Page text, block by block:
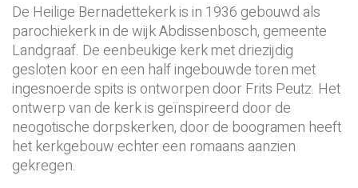
De Heilige Bernadettekerk is in 1936 gebouwd als
parochiekerk in de wijk Abdissenbosch, gemeente
Landgraaf. De eenbeukige kerk met driezijdig
gesloten koor en een half ingebouwde toren met
ingesnoerde spits is ontworpen door Frits Peutz. Het
ontwerp van de kerk is geïnspireerd door de
neogotische dorpskerken, door de boogramen heeft
het kerkgebouw echter een romaans aanzien
gekregen.